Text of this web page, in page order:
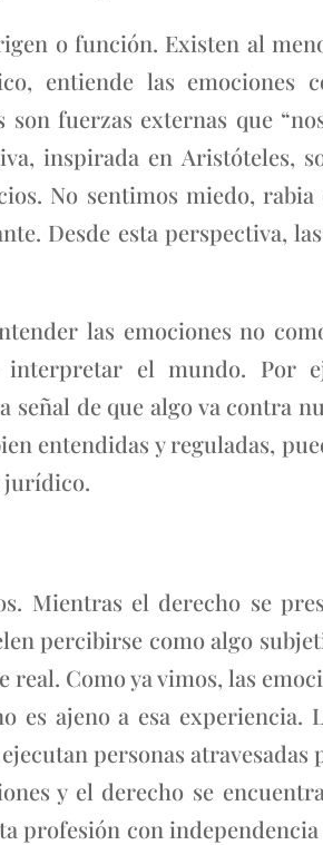
o función. Existen al
entiende las emociones
fuerzas externas que
inspirada en Aristóteles,
No sentimos miedo,
Desde esta perspectiva,
las emociones no
el mundo. Por
de que algo va contra
entendidas y reguladas,
jurídico.
Mientras el derecho se
percibirse como algo
Como ya vimos, las
ajeno a esa experiencia.
personas atravesadas
y el derecho se
profesión con